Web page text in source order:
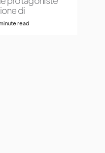
di
read